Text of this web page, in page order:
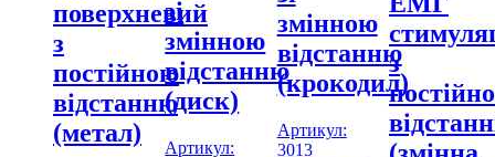
поверхневий
з
постійною
відстанню
(метал)
зі
змінною
відстанню
(диск)
Артикул:
змінною
відстанню
(крокодил)
Артикул:
3013
з